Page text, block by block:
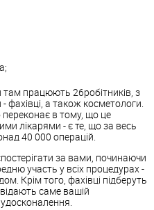
працюють 26робітників, з
фахівці, а також косметологи.
в тому, що це
лікарями - є те, що за весь
40 000 операцій.
за вами, починаючи
участь у всіх процедурах -
Крім того, фахівці підберуть
саме вашій